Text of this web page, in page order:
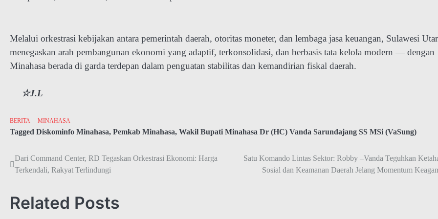
Melalui orkestrasi kebijakan antara pemerintah daerah, otoritas moneter, dan lembaga jasa keuangan, Sulawesi
menegaskan arah pembangunan ekonomi yang adaptif, terkonsolidasi, dan berbasis tata kelola modern — dengan
Minahasa berada di garda terdepan dalam penguatan stabilitas dan kemandirian fiskal daerah.
☆J.L
BERITA MINAHASA
Tagged Diskominfo Minahasa, Pemkab Minahasa, Wakil Bupati Minahasa Dr (HC) Vanda Sarundajang SS MSi (VaSung)
Navigasi
Dari Command Center, RD Tegaskan Orkestrasi Ekonomi: Harga
Terkendali, Rakyat Terlindungi
Satu Komando Lintas Sektor: Robby –Vanda Teguhkan
Sosial dan Keamanan Daerah Jelang Momentum
Related Posts